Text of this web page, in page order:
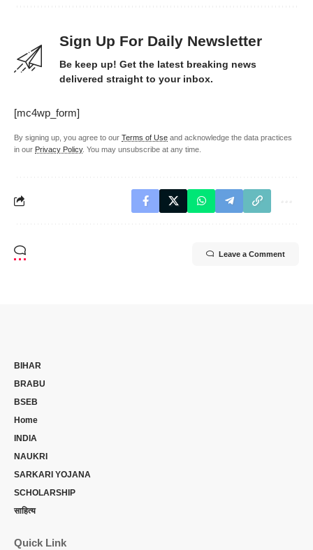
Sign Up For Daily Newsletter
Be keep up! Get the latest breaking news
delivered straight to your inbox.
[mc4wp_form]
By signing up, you agree to our Terms of Use and acknowledge the data practices
in our Privacy Policy. You may unsubscribe at any time.
Leave a Comment
BIHAR
BRABU
BSEB
Home
INDIA
NAUKRI
SARKARI YOJANA
SCHOLARSHIP
साहित्य
Quick Link